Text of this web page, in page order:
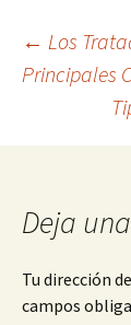
← Los
Principales
Deja
Tu dirección
campos